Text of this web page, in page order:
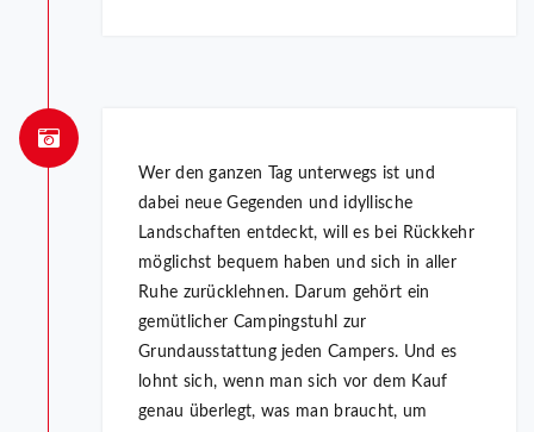
Wer den ganzen Tag unterwegs ist und
dabei neue Gegenden und idyllische
Landschaften entdeckt, will es bei Rückkehr
möglichst bequem haben und sich in aller
Ruhe zurücklehnen. Darum gehört ein
gemütlicher Campingstuhl zur
Grundausstattung jeden Campers. Und es
lohnt sich, wenn man sich vor dem Kauf
genau überlegt, was man braucht, um